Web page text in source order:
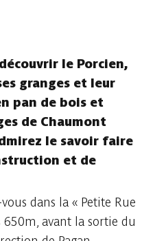
le Porcien,
granges et leur
pan de bois et
de Chaumont
le savoir faire
et de
dans la « Petite Rue
avant la sortie du